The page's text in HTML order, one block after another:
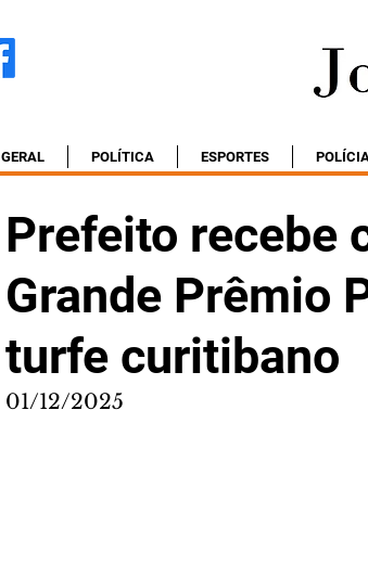
GERAL POLÍTICA ESPORTES
Prefeito recebe
Grande Prêmio
turfe curitibano
01/12/2025